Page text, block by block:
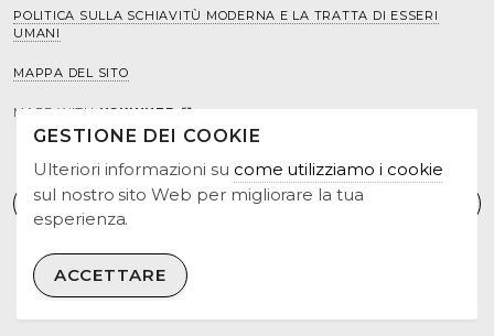
POLITICA SULLA SCHIAVITÙ MODERNA E LA TRATTA DI ESSERI
UMANI
MAPPA DEL SITO
MADE WITH USKINNED
GESTIONE DEI COOKIE
Ulteriori informazioni su come utilizziamo i cookie
sul nostro sito Web per migliorare la tua
esperienza.
ACCETTARE